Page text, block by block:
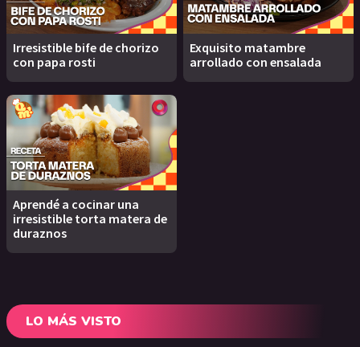
Irresistible bife de chorizo
con papa rosti
Exquisito matambre
arrollado con ensalada
Aprendé a cocinar una
irresistible torta matera de
duraznos
LO MÁS VISTO